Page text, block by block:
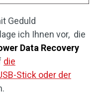
Geduld
ich Ihnen vor, die
Data Recovery
die
Stick oder der